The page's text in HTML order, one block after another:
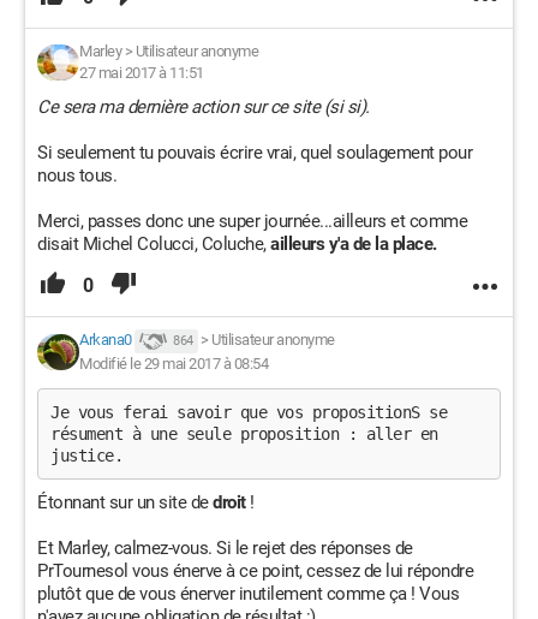
Marley> Utilisateur anonyme
27 mai 2017 à 11:51
Ce sera ma dernière action sur ce site (si si).
Si seulement tu pouvais écrire vrai, quel soulagement pour
nous tous.
Merci, passes donc une super journée...ailleurs et comme
disait Michel Colucci, Coluche,ailleurs y'a de la place.
0
Arkana0 864 > Utilisateur anonyme
Modifié le 29 mai 2017 à 08:54
Je vous ferai savoir que vos propositionS se
résument à une seule proposition : aller en
justice.
Étonnant sur un site dedroit!
Et Marley, calmez-vous. Si le rejet des réponses de
PrTournesol vous énerve à ce point, cessez de lui répondre
plutôt que de vous énerver inutilement comme ça ! Vous